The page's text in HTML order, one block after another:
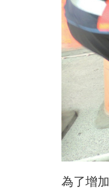
為了增